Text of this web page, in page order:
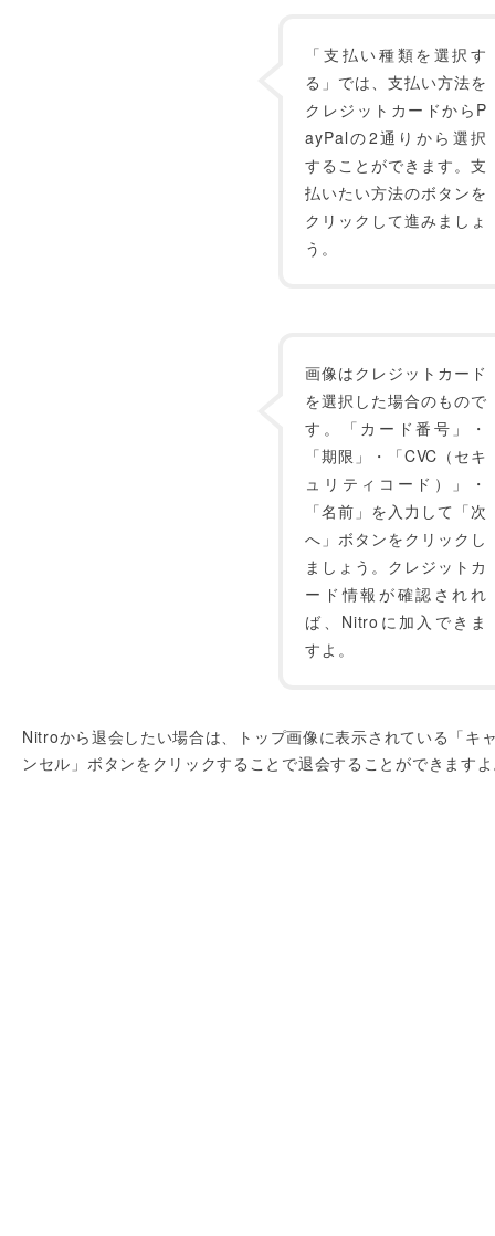
「支払い種類を選択す
る」では、支払い方法を
クレジットカードからP
ayPalの2通りから選択
することができます。支
払いたい方法のボタンを
クリックして進みましょ
う。
画像はクレジットカード
を選択した場合のもので
す。「カード番号」・
「期限」・「CVC（セキ
ュリティコード）」・
「名前」を入力して「次
へ」ボタンをクリックし
ましょう。クレジットカ
ード情報が確認されれ
ば、Nitroに加入できま
すよ。
Nitroから退会したい場合は、トップ画像に表示されている「キ
ンセル」ボタンをクリックすることで退会することができます